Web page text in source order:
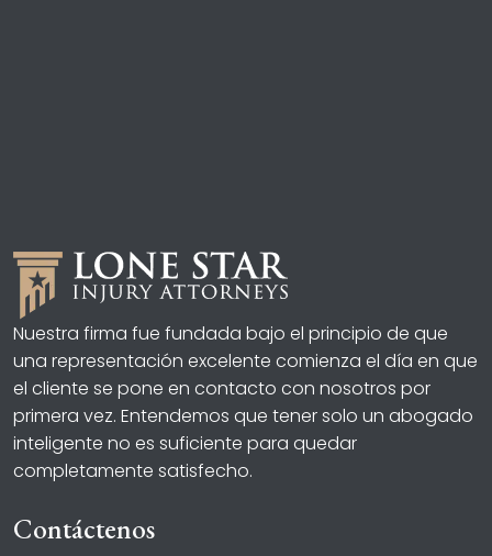
Nuestra firma fue fundada bajo el principio de que
una representación excelente comienza el día en que
el cliente se pone en contacto con nosotros por
primera vez. Entendemos que tener solo un abogado
inteligente no es suficiente para quedar
completamente satisfecho.
Contáctenos